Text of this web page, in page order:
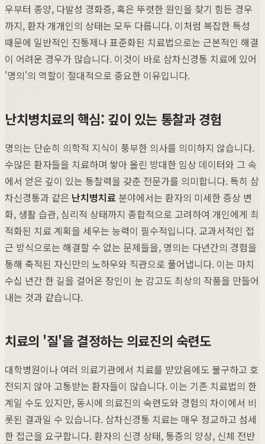
우부터 종양, 다발성 경화증, 혹은 뚜렷한 원인을 찾기 힘든 경우
까지, 환자 개개인의 상태는 모두 다릅니다. 이처럼 복잡한 특성
때문에 일반적인 진통제나 표준화된 치료법으로는 근본적인 해결
이 어려운 경우가 많습니다. 이것이 바로 삼차신경통 치료에 있어
'명의'의 역할이 절대적으로 중요한 이유입니다.
난치병치료의 핵심: 깊이 있는 통찰과 경험
명의는 단순히 의학적 지식이 풍부한 의사를 의미하지 않습니다.
수많은 환자들을 치료하며 쌓아 올린 방대한 임상 데이터와 그 속
에서 얻은 깊이 있는 통찰력을 갖춘 전문가를 의미합니다. 특히 삼
차신경통과 같은 난치병치료 분야에서는 환자의 미세한 증상 변
화, 생활 습관, 심리적 상태까지 종합적으로 고려하여 개인에게 최
적화된 치료 계획을 세우는 능력이 필수적입니다. 교과서적인 접
근 방식으로는 해결할 수 없는 문제들을, 명의는 다년간의 경험을
통해 축적된 자신만의 노하우와 직관으로 풀어냅니다. 이는 마치
수십 년간 한 길을 걸어온 장인이 눈 감고도 최상의 작품을 만들어
내는 것과 같습니다.
치료의 '질'을 결정하는 의료진의 숙련도
대학병원이나 여러 의료기관에서 치료를 받았음에도 불구하고 호
전되지 않아 고통받는 환자들이 많습니다. 이는 기존 치료법의 한
계일 수도 있지만, 동시에 의료진의 숙련도와 경험의 차이에서 비
롯된 결과일 수 있습니다. 삼차신경통 치료는 매우 정교하고 섬세
한 접근을 요구합니다. 환자의 신경 상태, 통증의 양상, 신체 전반